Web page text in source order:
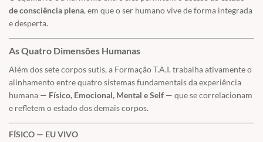
de consciência plena, em que o ser humano vive de forma integrada
e desperta.
As Quatro Dimensões Humanas
Além dos sete corpos sutis, a Formação T.A.I. trabalha ativamente o
alinhamento entre quatro sistemas fundamentais da experiência
humana — Físico, Emocional, Mental e Self — que se correlacionam
e refletem o estado dos demais corpos.
FÍSICO — EU VIVO